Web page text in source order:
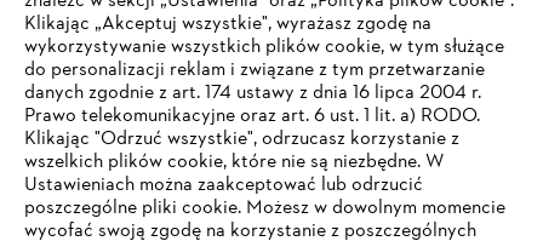
STIHL FAQ
Serwis
TWOJA PRZEGLĄDARKA NIE JEST
OBSŁUGIWANA
Klikając „Akceptuj wszystkie", wyrażasz zgodę na
wykorzystywanie wszystkich plików cookie, w tym służące
do personalizacji reklam i związane z tym przetwarzanie
danych zgodnie z art. 174 ustawy z dnia 16 lipca 2004 r.
Prawo telekomunikacyjne oraz art. 6 ust. 1 lit. a) RODO.
Klikając "Odrzuć wszystkie", odrzucasz korzystanie z
wszelkich plików cookie, które nie są niezbędne. W
Ustawieniach można zaakceptować lub odrzucić
poszczególne pliki cookie. Możesz w dowolnym momencie
wycofać swoją zgodę na korzystanie z poszczególnych